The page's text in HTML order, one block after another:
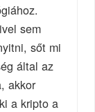
sem
sőt mi
által az
akkor
a kripto a